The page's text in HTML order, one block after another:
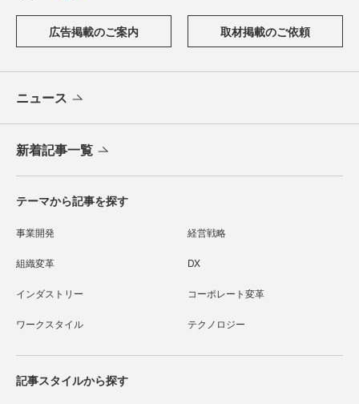
広告掲載のご案内 取材掲載のご依頼
ニュース
新着記事一覧
テーマから記事を探す
事業開発 経営戦略
組織変革 DX
インダストリー コーポレート変革
ワークスタイル テクノロジー
記事スタイルから探す